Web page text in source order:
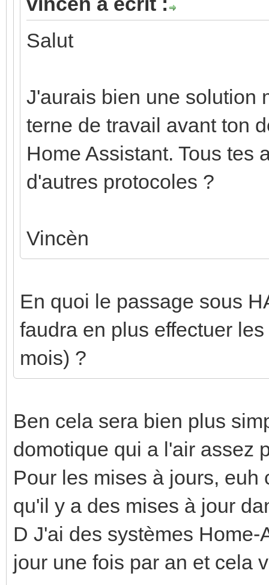
Salut
J'aurais bien une solution
terne de travail avant ton
Home Assistant. Tous tes
d'autres protocoles ?
Vincèn
En quoi le passage sous
faudra en plus effectuer
mois) ?
Ben cela sera bien plus
domotique qui a l'air assez
Pour les mises à jours, euh
qu'il y a des mises à jour
D J'ai des systèmes
jour une fois par an et cela